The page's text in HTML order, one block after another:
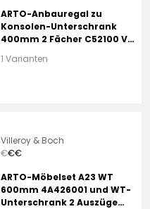
ARTO-Anbauregal zu
Konsolen-Unterschrank
400mm 2 Fächer C52100 VT
1 Varianten
Villeroy & Boch
€€€
ARTO-Möbelset A23 WT
600mm 4A426001 und WT-
Unterschrank 2 Auszüge